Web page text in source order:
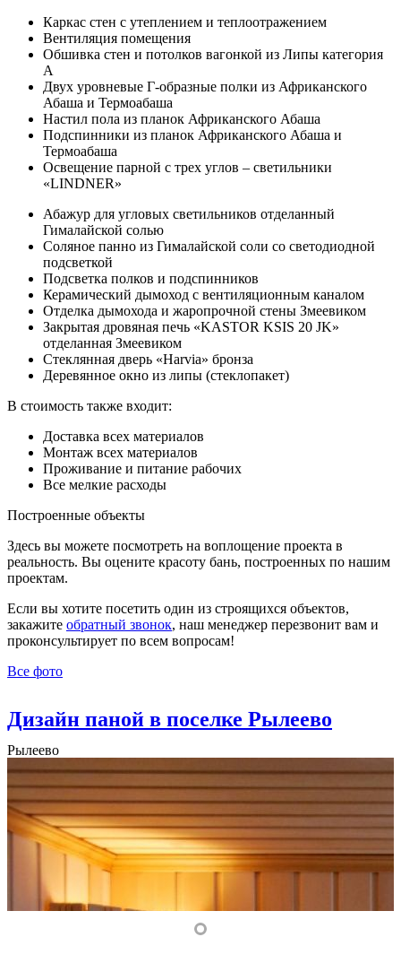
Каркас стен с утеплением и теплоотражением
Вентиляция помещения
Обшивка стен и потолков вагонкой из Липы категория
А
Двух уровневые Г-образные полки из Африканского
Абаша и Термоабаша
Настил пола из планок Африканского Абаша
Подспинники из планок Африканского Абаша и
Термоабаша
Освещение парной с трех углов – светильники
«LINDNER»
Абажур для угловых светильников отделанный
Гималайской солью
Соляное панно из Гималайской соли со светодиодной
подсветкой
Подсветка полков и подспинников
Керамический дымоход с вентиляционным каналом
Отделка дымохода и жаропрочной стены Змеевиком
Закрытая дровяная печь «KASTOR KSIS 20 JK»
отделанная Змеевиком
Стеклянная дверь «Нarvia» бронза
Деревянное окно из липы (стеклопакет)
В стоимость также входит:
Доставка всех материалов
Монтаж всех материалов
Проживание и питание рабочих
Все мелкие расходы
Построенные объекты
Здесь вы можете посмотреть на воплощение проекта в
реальность. Вы оцените красоту бань, построенных по нашим
проектам.
Если вы хотите посетить один из строящихся объектов,
закажите обратный звонок, наш менеджер перезвонит вам и
проконсультирует по всем вопросам!
Все фото
Дизайн паной в поселке Рылеево
Рылеево